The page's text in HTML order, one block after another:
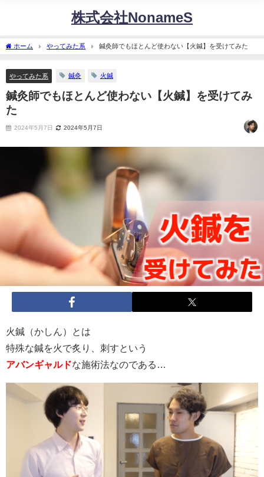
株式会社NonameS
ホーム やってみた系 鍼灸師でもほとんど使わない【火鍼】を受けてみた
やってみた系 鍼灸 火鍼
鍼灸師でもほとんど使わない【火鍼】を受けてみ
た
2024年5月7日 2024年5月7日
火鍼（かしん）とは
特殊な鍼を火で炙り、刺すという
アバンギャルドな施術法なのである…